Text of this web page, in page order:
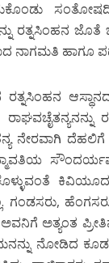
ರತ್ನಸಿಂಹನ ಜೊತೆ
ನಾಗಮತಿ ಹಾಗೂ
ನೇರವಾಗಿ ದೆಹಲಿಗೆ
ಗಂಡಸರು,
ಅತ್ಯಂತ
ನೋಡಿದ